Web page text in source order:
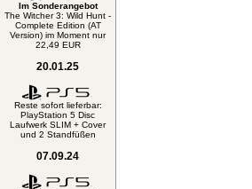
Im Sonderangebot
The Witcher 3: Wild Hunt -
Complete Edition (AT
Version) im Moment nur
22,49 EUR
20.01.25
Reste sofort lieferbar:
PlayStation 5 Disc
Laufwerk SLIM + Cover
und 2 Standfüßen
07.09.24